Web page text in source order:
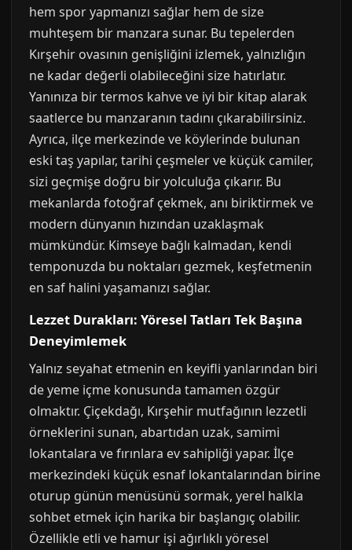
hem spor yapmanızı sağlar hem de size
muhteşem bir manzara sunar. Bu tepelerden
Kırşehir ovasının genişliğini izlemek, yalnızlığın
ne kadar değerli olabileceğini size hatırlatır.
Yanınıza bir termos kahve ve iyi bir kitap alarak
saatlerce bu manzaranın tadını çıkarabilirsiniz.
Ayrıca, ilçe merkezinde ve köylerinde bulunan
eski taş yapılar, tarihi çeşmeler ve küçük camiler,
sizi geçmişe doğru bir yolculuğa çıkarır. Bu
mekanlarda fotoğraf çekmek, anı biriktirmek ve
modern dünyanın hızından uzaklaşmak
mümkündür. Kimseye bağlı kalmadan, kendi
temponuzda bu noktaları gezmek, keşfetmenin
en saf halini yaşamanızı sağlar.
Lezzet Durakları: Yöresel Tatları Tek Başına
Deneyimlemek
Yalnız seyahat etmenin en keyifli yanlarından biri
de yeme içme konusunda tamamen özgür
olmaktır. Çiçekdağı, Kırşehir mutfağının lezzetli
örneklerini sunan, abartıdan uzak, samimi
lokantalara ve fırınlara ev sahipliği yapar. İlçe
merkezindeki küçük esnaf lokantalarından birine
oturup günün menüsünü sormak, yerel halkla
sohbet etmek için harika bir başlangıç olabilir.
Özellikle etli ve hamur işi ağırlıklı yöresel